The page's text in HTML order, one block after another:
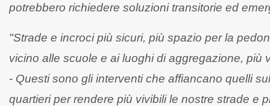
potrebbero richiedere soluzioni transitorie ed
"Strade e incroci più sicuri, più spazio per la
vicino alle scuole e ai luoghi di aggregazione, più
- Questi sono gli interventi che affiancano quelli
quartieri per rendere più vivibili le nostre strade e